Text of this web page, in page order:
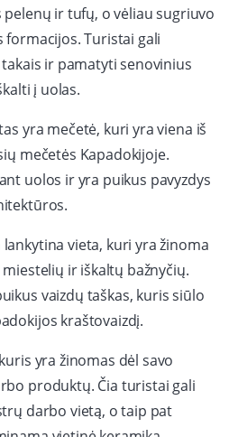
ir tufų, o vėliau sugriuvo
Turistai gali
ir pamatyti senovinius
į uolas.
yra mečetė, kuri yra viena iš
mečetės Kapadokijoje.
uolos ir yra puikus pavyzdys
vieta, kuri yra žinoma
ir iškaltų bažnyčių.
vaizdų taškas, kuris siūlo
kraštovaizdį.
yra žinomas dėl savo
produktų. Čia turistai gali
darbo vietą, o taip pat